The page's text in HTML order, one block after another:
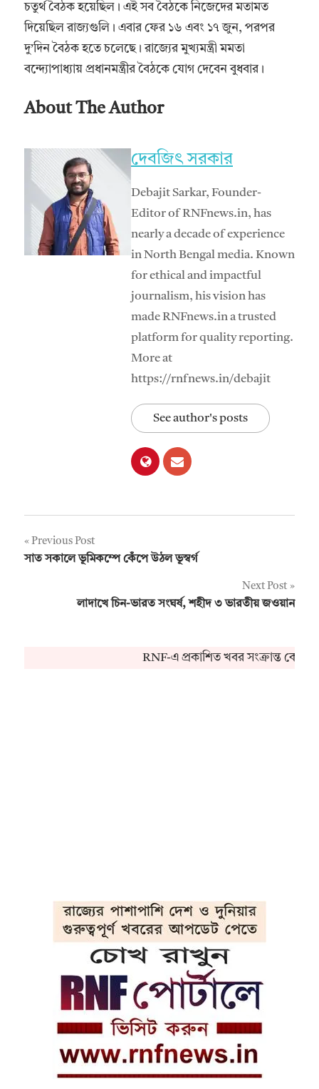
চতুর্থ বৈঠক হয়েছিল। এই সব বৈঠকে নিজেদের মতামত
দিয়েছিল রাজ্যগুলি। এবার ফের ১৬ এবং ১৭ জুন, পরপর
দু’দিন বৈঠক হতে চলেছে। রাজ্যের মুখ্যমন্ত্রী মমতা
বন্দ্যোপাধ্যায় প্রধানমন্ত্রীর বৈঠকে যোগ দেবেন বুধবার।
About The Author
দেবজিৎ সরকার
Debajit Sarkar, Founder-
Editor of RNFnews.in, has
nearly a decade of experience
in North Bengal media. Known
for ethical and impactful
journalism, his vision has
made RNFnews.in a trusted
platform for quality reporting.
More at
https://rnfnews.in/debajit
See author's posts
Post
Previous Post
সাত সকালে ভূমিকম্পে কেঁপে উঠল ভূস্বর্গ
Next Post
লাদাখে চিন-ভারত সংঘর্ষ, শহীদ ৩ ভারতীয় জওয়ান
RNF-এ প্রকাশিত খবর সংক্রান্ত